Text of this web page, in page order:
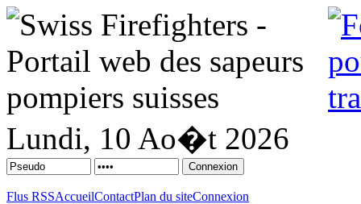
Lundi, 10 Ao�t 2026
Flus RSSAccueilContactPlan du siteConnexion